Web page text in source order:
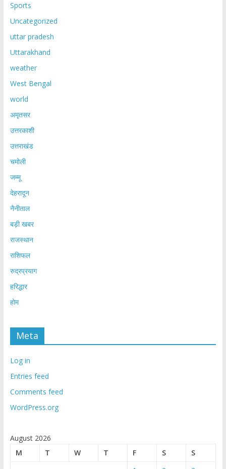
Sports
Uncategorized
uttar pradesh
Uttarakhand
weather
West Bengal
world
अमृतसर
उत्तरकाशी
उत्तराखंड
चमोली
जम्मू
देहरादून
नैनीताल
बड़ी खबर
राजस्थान
राशिफल
रुद्रप्रयाग
हरिद्धार
होम
Meta
Log in
Entries feed
Comments feed
WordPress.org
August 2026
M
T W T F S
S